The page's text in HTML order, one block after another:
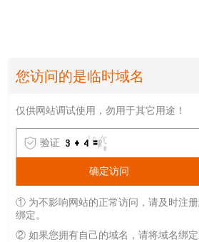
您访问的是临时域名
仅供网站调试使用，勿用于其它用途！
验证
确定访问
① 为不影响网站的正常访问，请及时注
绑定。
② 如果您拥有自己的域名，请将域名绑